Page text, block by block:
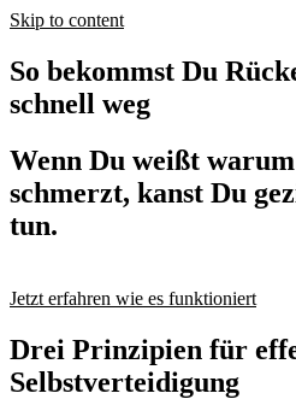
Skip to content
So bekommst Du
schnell weg
Wenn Du weißt
schmerzt, kanst Du
tun.
Jetzt erfahren wie es funktioniert
Drei Prinzipien für
Selbstverteidigung